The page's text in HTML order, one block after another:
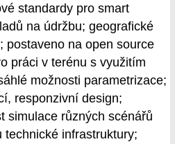
standardy pro smart
na údržbu; geografické
postaveno na open source
práci v terénu s využitím
možnosti parametrizace;
responzivní design;
simulace různých scénářů
infrastruktury;